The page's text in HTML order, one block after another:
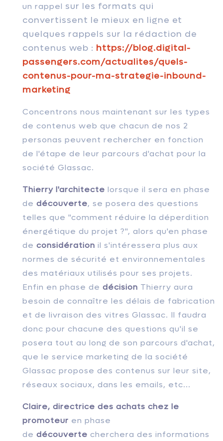
un rappel sur les formats qui
convertissent le mieux en ligne et
quelques rappels sur la rédaction de
contenus web : https://blog.digital-
passengers.com/actualites/quels-
contenus-pour-ma-strategie-inbound-
marketing
Concentrons nous maintenant sur les types
de contenus web que chacun de nos 2
personas peuvent rechercher en fonction
de l'étape de leur parcours d'achat pour la
société Glassac.
Thierry l'architecte lorsque il sera en phase
de découverte, se posera des questions
telles que "comment réduire la déperdition
énergétique du projet ?", alors qu'en phase
de considération il s'intéressera plus aux
normes de sécurité et environnementales
des matériaux utilisés pour ses projets.
Enfin en phase de décision Thierry aura
besoin de connaître les délais de fabrication
et de livraison des vitres Glassac. Il faudra
donc pour chacune des questions qu'il se
posera tout au long de son parcours d'achat,
que le service marketing de la société
Glassac propose des contenus sur leur site,
réseaux sociaux, dans les emails, etc...
Claire, directrice des achats chez le
promoteur en phase
de découverte cherchera des informations